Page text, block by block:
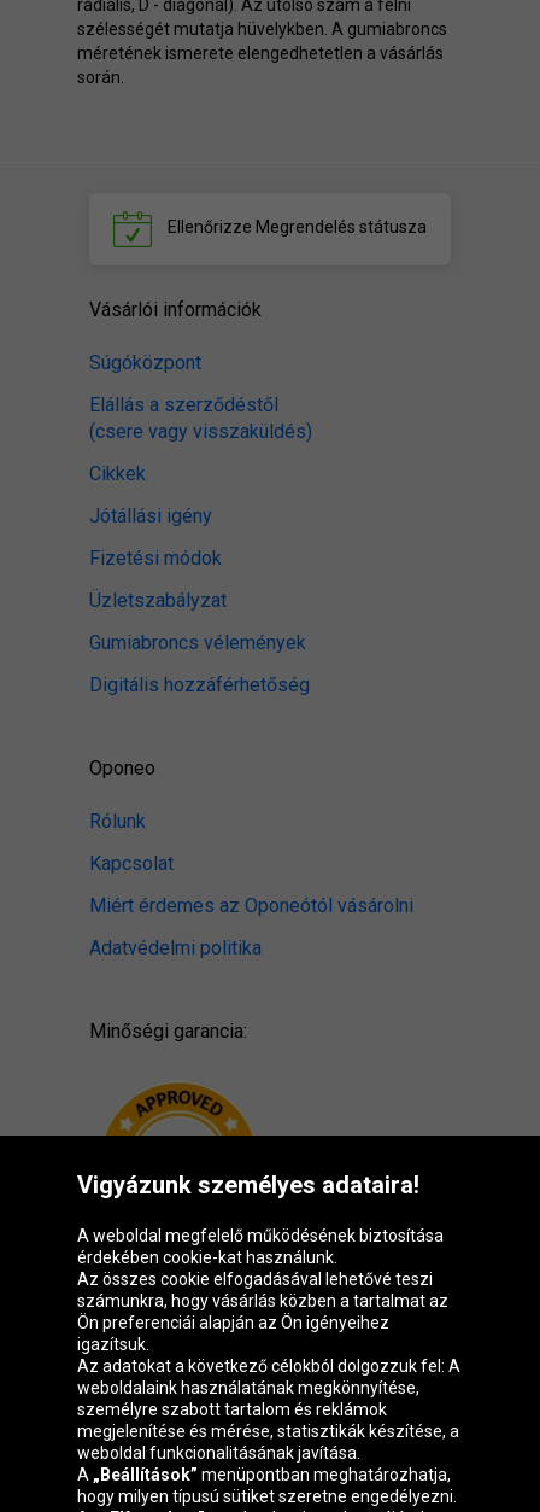
radiális, D - diagonál). Az utolsó szám a felni
szélességét mutatja hüvelykben. A gumiabroncs
méretének ismerete elengedhetetlen a vásárlás
során.
Ellenőrizze Megrendelés státusza
Vásárlói információk
Súgóközpont
Elállás a szerződéstől
(csere vagy visszaküldés)
Cikkek
Jótállási igény
Fizetési módok
Üzletszabályzat
Gumiabroncs vélemények
Digitális hozzáférhetőség
Oponeo
Rólunk
Kapcsolat
Miért érdemes az Oponeótól vásárolni
Adatvédelmi politika
Minőségi garancia:
Oponeo csoport
Belgique
Česká
republika
Deutschland
Vigyázunk személyes adataira!
A weboldal megfelelő működésének biztosítása
érdekében cookie-kat használunk.
Az összes cookie elfogadásával lehetővé teszi
számunkra, hogy vásárlás közben a tartalmat az
Ön preferenciái alapján az Ön igényeihez
igazítsuk.
Az adatokat a következő célokból dolgozzuk fel: A
weboldalaink használatának megkönnyítése,
személyre szabott tartalom és reklámok
megjelenítése és mérése, statisztikák készítése, a
weboldal funkcionalitásának javítása.
A „Beállítások” menüpontban meghatározhatja,
hogy milyen típusú sütiket szeretne engedélyezni.